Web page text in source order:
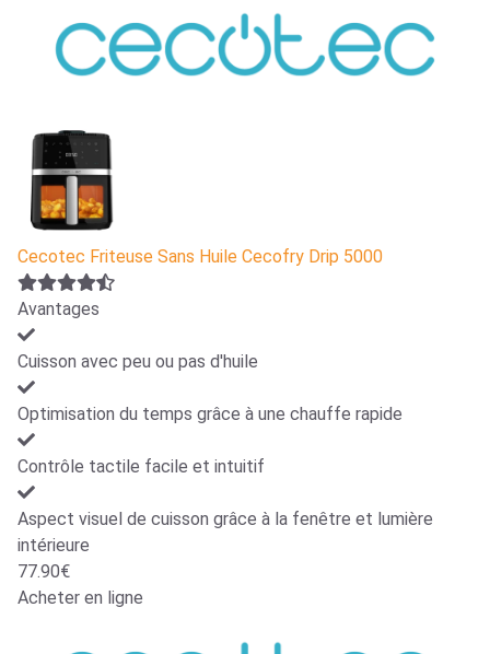
Cecotec Friteuse Sans Huile Cecofry Drip 5000
Avantages
Cuisson avec peu ou pas d'huile
Optimisation du temps grâce à une chauffe rapide
Contrôle tactile facile et intuitif
Aspect visuel de cuisson grâce à la fenêtre et lumière
intérieure
77.90€
Acheter en ligne